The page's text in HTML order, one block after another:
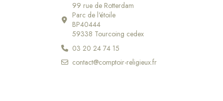
99 rue de Rotterdam
Parc de l'étoile
BP40444
59338 Tourcoing cedex
03 20 24 74 15
contact@comptoir-religieux.fr